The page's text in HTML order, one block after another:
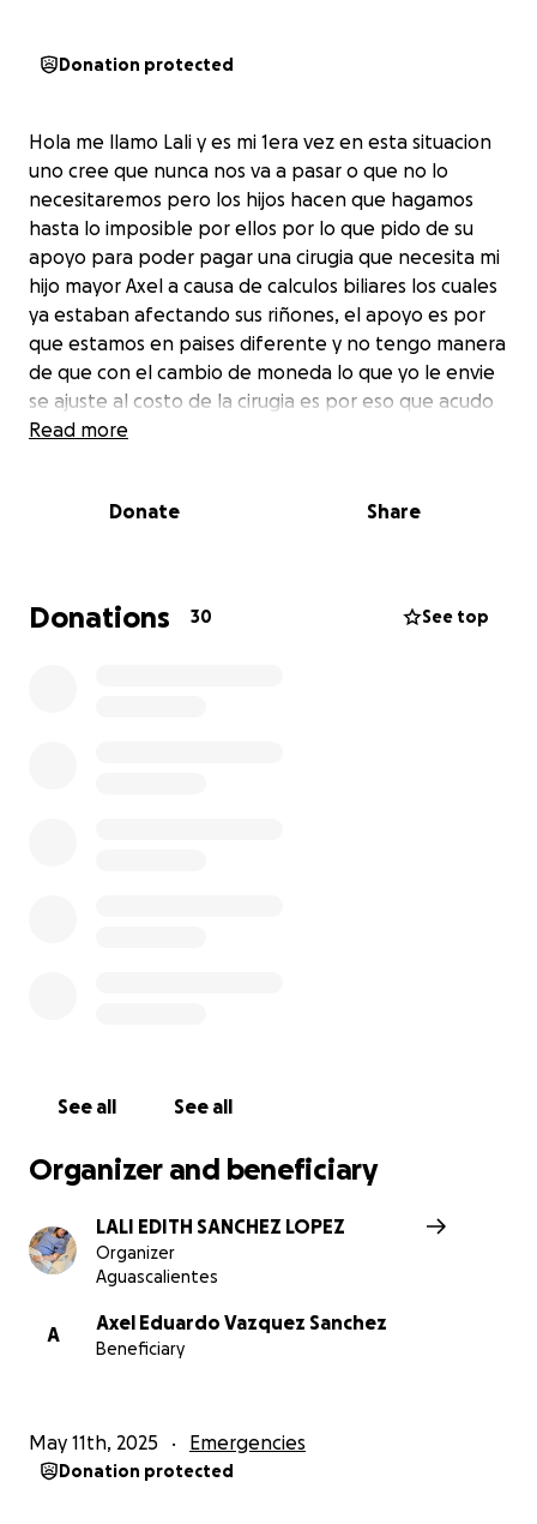
Donation protected
Hola me llamo Lali y es mi 1era vez en esta situacion
uno cree que nunca nos va a pasar o que no lo
necesitaremos pero los hijos hacen que hagamos
hasta lo imposible por ellos por lo que pido de su
apoyo para poder pagar una cirugia que necesita mi
hijo mayor Axel a causa de calculos biliares los cuales
ya estaban afectando sus riñones, el apoyo es por
que estamos en paises diferente y no tengo manera
de que con el cambio de moneda lo que yo le envie
se ajuste al costo de la cirugia es por eso que acudo
a este servicio para poder lograr el objetivo y mi hijo
Read more
Donate Share
Donations 30 See top
See all See all
Organizer and beneficiary
LALI EDITH SANCHEZ LOPEZ
Organizer
Aguascalientes
A
Axel Eduardo Vazquez Sanchez
Beneficiary
May 11th, 2025 Emergencies
Donation protected